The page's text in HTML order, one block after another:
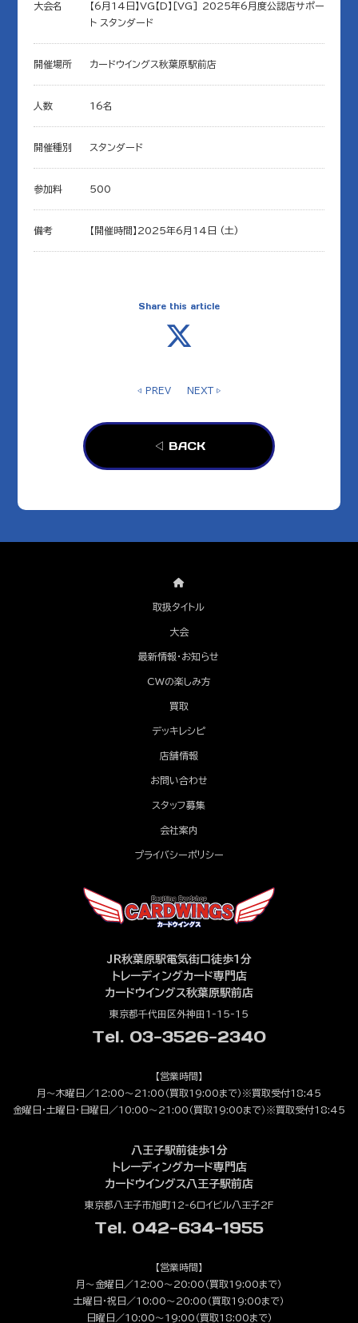
大会名
【6月14日】VG【D】[VG] 2025年6月度公認店サポー
ト スタンダード
開催場所 カードウイングス秋葉原駅前店
人数 16名
開催種別 スタンダード
参加料 500
備考 【開催時間】2025年6月14日 (土)
Share this article
◁ PREV NEXT ▷
◁ BACK
取扱タイトル
大会
最新情報・お知らせ
CWの楽しみ方
買取
デッキレシピ
店舗情報
お問い合わせ
スタッフ募集
会社案内
プライバシーポリシー
JR秋葉原駅電気街口徒歩1分
トレーディングカード専門店
カードウイングス秋葉原駅前店
東京都千代田区外神田1-15-15
Tel. 03-3526-2340
【営業時間】
月～木曜日／12:00～21:00（買取19:00まで）※買取受付18:45
金曜日・土曜日・日曜日／10:00～21:00（買取19:00まで）※買取受付18:45
八王子駅前徒歩1分
トレーディングカード専門店
カードウイングス八王子駅前店
東京都八王子市旭町12-6ロイビル八王子2F
Tel. 042-634-1955
【営業時間】
月～金曜日／12:00～20:00（買取19:00まで）
土曜日・祝日／10:00～20:00（買取19:00まで）
日曜日／10:00～19:00（買取18:00まで）